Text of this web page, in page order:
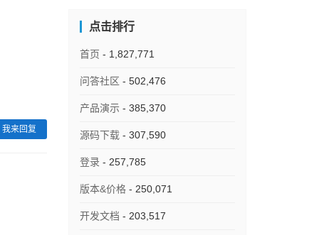
我来回复
点击排行
首页 - 1,827,771
问答社区 - 502,476
产品演示 - 385,370
源码下载 - 307,590
登录 - 257,785
版本&价格 - 250,071
开发文档 - 203,517